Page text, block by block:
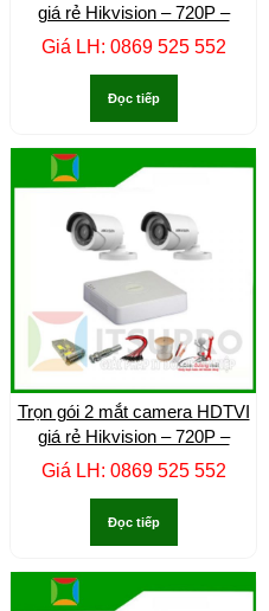
giá rẻ Hikvision – 720P –
Giá LH: 0869 525 552
Đọc tiếp
Trọn gói 2 mắt camera HDTVI
giá rẻ Hikvision – 720P –
Giá LH: 0869 525 552
Đọc tiếp